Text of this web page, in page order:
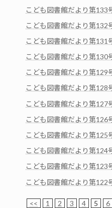
こども図書館だより第133
こども図書館だより第132
こども図書館だより第131
こども図書館だより第130
こども図書館だより第129
こども図書館だより第128
こども図書館だより第127
こども図書館だより第126
こども図書館だより第125
こども図書館だより第124
こども図書館だより第123
こども図書館だより第122
<< 1 2 3 4 5 6